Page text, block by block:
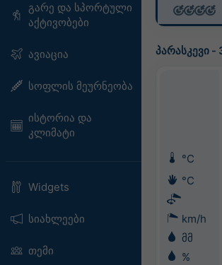
გარე და სპორტული
აქტივობები
ავიაცია
სოფლის მეურნეობა
ისტორია და
კლიმატი
Widgets
სიახლეები
თემი
პარასკევი -
°C
°C
km/h
მმ
%